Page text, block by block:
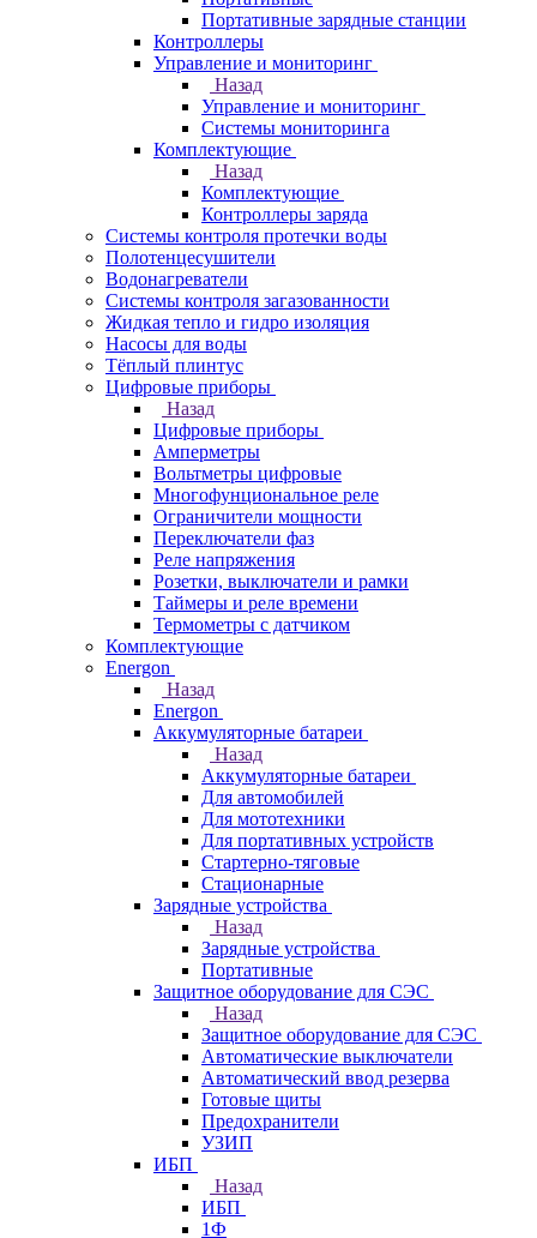
Портативные зарядные станции
Контроллеры
Управление и мониторинг
Назад
Управление и мониторинг
Системы мониторинга
Комплектующие
Назад
Комплектующие
Контроллеры заряда
Системы контроля протечки воды
Полотенцесушители
Водонагреватели
Системы контроля загазованности
Жидкая тепло и гидро изоляция
Насосы для воды
Тёплый плинтус
Цифровые приборы
Назад
Цифровые приборы
Амперметры
Вольтметры цифровые
Многофунциональное реле
Ограничители мощности
Переключатели фаз
Реле напряжения
Розетки, выключатели и рамки
Таймеры и реле времени
Термометры c датчиком
Комплектующие
Energon
Назад
Energon
Аккумуляторные батареи
Назад
Аккумуляторные батареи
Для автомобилей
Для мототехники
Для портативных устройств
Стартерно-тяговые
Стационарные
Зарядные устройства
Назад
Зарядные устройства
Портативные
Защитное оборудование для СЭС
Назад
Защитное оборудование для СЭС
Автоматические выключатели
Автоматический ввод резерва
Готовые щиты
Предохранители
УЗИП
ИБП
Назад
ИБП
1Ф